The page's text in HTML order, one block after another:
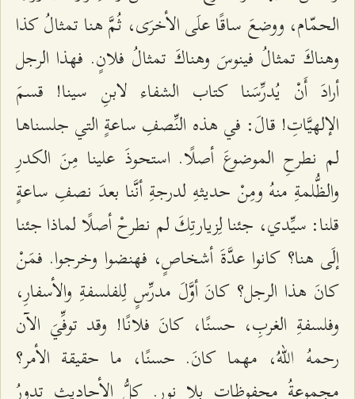
الحمّام، ووضعَ ساقًا علَى الأخرَى، ثُمَّ هنا تمثالُ كذا
وهناكَ تمثالُ فینوسَ وهناكَ تمثالُ فلانٍ. فهذا الرجل
أرادَ أَنْ یُدرِّسَنا كتاب الشفاء لابنِ سینا! قسمَ
الإلهیَّاتِ! قالَ: في هذه النِّصفِ ساعةٍ التي جلسناها
لم نطرحِ الموضوعَ أصلًا. استحوذَ علینا مِنَ الكدرِ
والظُّلمةِ منهُ ومِنْ حدیثهِ لدرجةِ أنَّنا بعدَ نصفِ ساعةٍ
قلنا: سیِّدي، جئنا لِزیارتِكَ لم نطرحْ أصلًا لماذا جئنا
إلَى هنا؟ كانوا عدَّةَ أشخاصٍ، فهنضوا وخرجوا. فمَنْ
كانَ هذا الرجل؟ كانَ أوَّلَ مدرِّسٍ لِلفلسفةِ والأسفارِ،
وفلسفةِ الغربِ، حسنًا، كانَ فلانًا! وقد توفِّيَ الآن
رحمهُ اللّهُ، مهما كانَ. حسنًا، ما حقيقة الأمر؟
مجموعةُ محفوظاتٍ بِلا نورٍ. كلُّ الأحادیثِ تدورُ